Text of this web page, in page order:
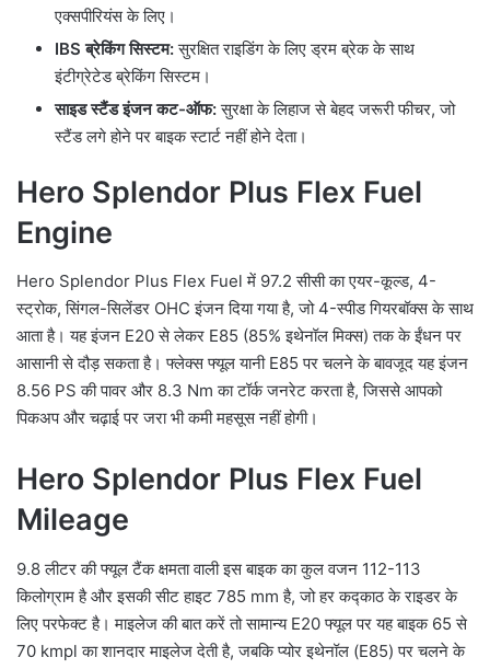
एक्सपीरियंस के लिए।
IBS ब्रेकिंग सिस्टम:सुरक्षित राइडिंग के लिए ड्रम ब्रेक के साथ
इंटीग्रेटेड ब्रेकिंग सिस्टम।
साइड स्टैंड इंजन कट-ऑफ:सुरक्षा के लिहाज से बेहद जरूरी फीचर, जो
स्टैंड लगे होने पर बाइक स्टार्ट नहीं होने देता।
Hero Splendor Plus Flex Fuel
Engine
Hero Splendor Plus Flex Fuel में 97.2 सीसी का एयर-कूल्ड, 4-
स्ट्रोक, सिंगल-सिलेंडर OHC इंजन दिया गया है, जो 4-स्पीड गियरबॉक्स के साथ
आता है। यह इंजन E20 से लेकर E85 (85% इथेनॉल मिक्स) तक के ईंधन पर
आसानी से दौड़ सकता है। फ्लेक्स फ्यूल यानी E85 पर चलने के बावजूद यह इंजन
8.56 PS की पावर और 8.3 Nm का टॉर्क जनरेट करता है, जिससे आपको
पिकअप और चढ़ाई पर जरा भी कमी महसूस नहीं होगी।
Hero Splendor Plus Flex Fuel
Mileage
9.8 लीटर की फ्यूल टैंक क्षमता वाली इस बाइक का कुल वजन 112-113
किलोग्राम है और इसकी सीट हाइट 785 mm है, जो हर कद्काठ के राइडर के
लिए परफेक्ट है। माइलेज की बात करें तो सामान्य E20 फ्यूल पर यह बाइक 65 से
70 kmpl का शानदार माइलेज देती है, जबकि प्योर इथेनॉल (E85) पर चलने के